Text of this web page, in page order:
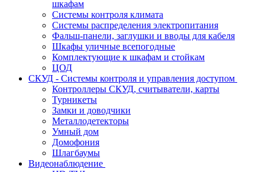
шкафам
Системы контроля климата
Системы распределения электропитания
Фальш-панели, заглушки и вводы для кабеля
Шкафы уличные всепогодные
Комплектующие к шкафам и стойкам
ЦОД
СКУД - Системы контроля и управления доступом
Контроллеры СКУД, считыватели, карты
Турникеты
Замки и доводчики
Металлодетекторы
Умный дом
Домофония
Шлагбаумы
Видеонаблюдение